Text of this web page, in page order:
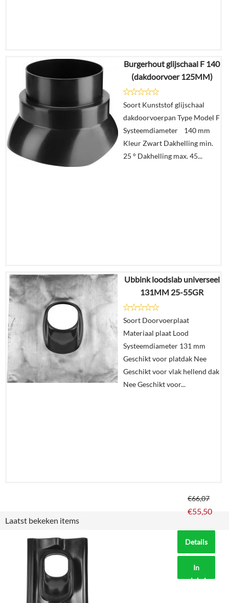
€59,41
€49,91
Details
In
winkelmand
Burgerhout glijschaal F 140
(dakdoorvoer 125MM)
Soort Kunststof glijschaal
dakdoorvoerpan Type Model F
Systeemdiameter 140 mm
Kleur Zwart Dakhelling min.
25 ° Dakhelling max. 45...
€10,87
€7,87
Details
In
winkelmand
Ubbink loodslab universeel
131MM 25-55GR
Soort Doorvoerplaat
Materiaal plaat Lood
Systeemdiameter 131 mm
Geschikt voor platdak Nee
Geschikt voor vlak hellend dak
Nee Geschikt voor...
€66,07
€55,50
Details
In
winkelmand
Laatst bekeken items